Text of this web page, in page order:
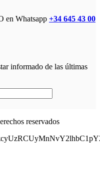
en Whatsapp +34 645 43 00
informado de las últimas
reservados